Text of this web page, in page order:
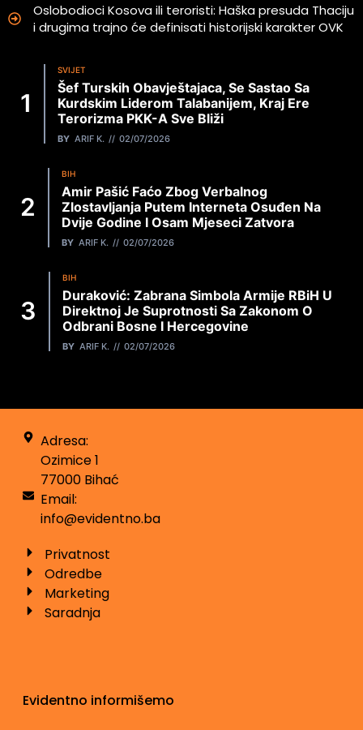
Oslobodioci Kosova ili teroristi: Haška presuda Thaciju
i drugima trajno će definisati historijski karakter OVK
SVIJET
Šef Turskih Obavještajaca, Se Sastao Sa
Kurdskim Liderom Talabanijem, Kraj Ere
Terorizma PKK-A Sve Bliži
BY ARIF K. 02/07/2026
BIH
Amir Pašić Faćo Zbog Verbalnog
Zlostavljanja Putem Interneta Osuđen Na
Dvije Godine I Osam Mjeseci Zatvora
BY ARIF K. 02/07/2026
BIH
Duraković: Zabrana Simbola Armije RBiH U
Direktnoj Je Suprotnosti Sa Zakonom O
Odbrani Bosne I Hercegovine
BY ARIF K. 02/07/2026
Adresa:
Ozimice 1
77000 Bihać
Email:
info@evidentno.ba
Privatnost
Odredbe
Marketing
Saradnja
Evidentno informišemo